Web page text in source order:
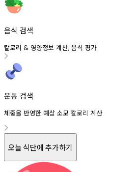
음식 검색
칼로리 & 영양정보 계산, 음식 평가
운동 검색
체중을 반영한 예상 소모 칼로리 계산
오늘 식단에 추가하기